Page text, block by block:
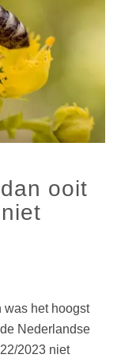
ooit
was het hoogst
Nederlandse
2023 niet